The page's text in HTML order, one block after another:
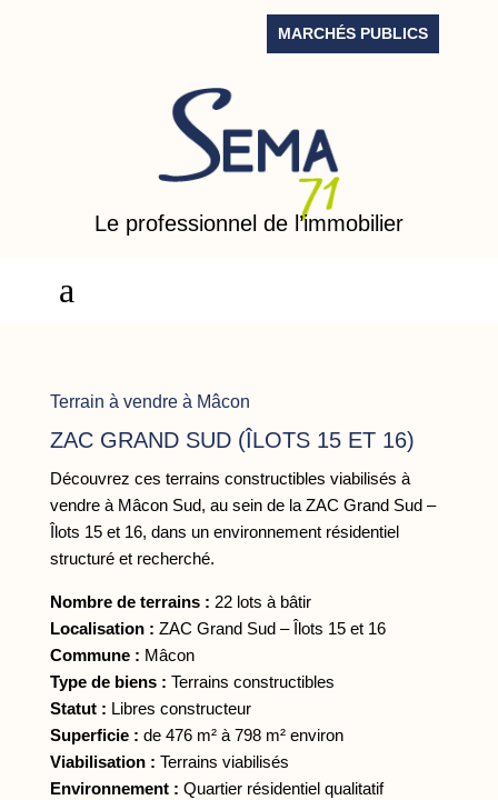
MARCHÉS PUBLICS
Le professionnel de l’immobilier
a
Terrain à vendre à Mâcon
ZAC GRAND SUD (ÎLOTS 15 ET 16)
Découvrez ces terrains constructibles viabilisés à
vendre à Mâcon Sud, au sein de la ZAC Grand Sud –
Îlots 15 et 16, dans un environnement résidentiel
structuré et recherché.
Nombre de terrains : 22 lots à bâtir
Localisation : ZAC Grand Sud – Îlots 15 et 16
Commune : Mâcon
Type de biens : Terrains constructibles
Statut : Libres constructeur
Superficie : de 476 m² à 798 m² environ
Viabilisation : Terrains viabilisés
Environnement : Quartier résidentiel qualitatif